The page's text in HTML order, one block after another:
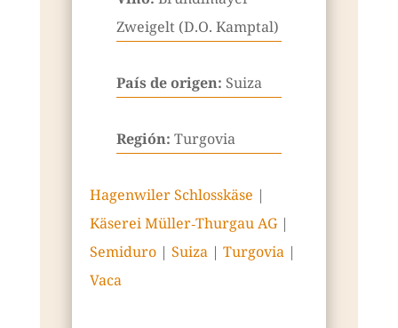
Zweigelt (D.O. Kamptal)
País de origen: Suiza
Región: Turgovia
Hagenwiler Schlosskäse |
Käserei Müller‑Thurgau AG|
Semiduro| Suiza| Turgovia|
Vaca